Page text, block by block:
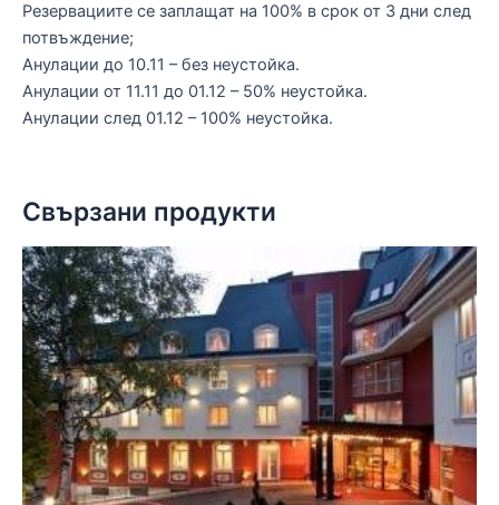
Резервациите се заплащат на 100% в срок от 3 дни след
потвъждение;
Анулации до 10.11 – без неустойка.
Анулации от 11.11 до 01.12 – 50% неустойка.
Анулации след 01.12 – 100% неустойка.
Свързани продукти